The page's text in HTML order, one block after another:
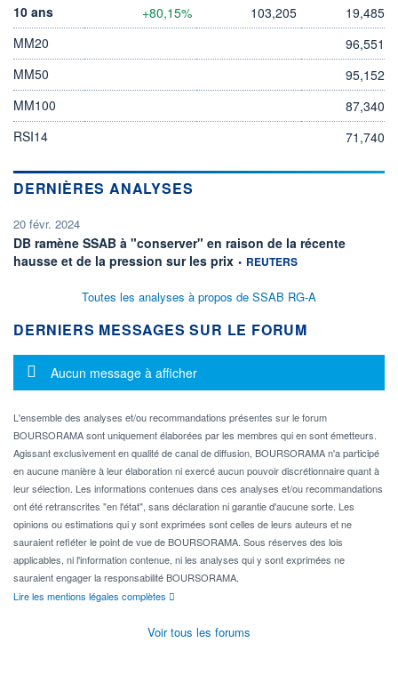
10 ans
+80,15% 103,205
19,485
MM20
96,551
MM50
95,152
MM100
87,340
RSI14
71,740
DERNIÈRES ANALYSES
20 févr. 2024
DB ramène SSAB à "conserver" en raison de la récente
hausse et de la pression sur les prixinformation fournie par
• REUTERS
Toutes les analyses à propos de SSAB RG-A
DERNIERS MESSAGES SUR LE FORUM
Message d'information
Aucun message à afficher
L'ensemble des analyses et/ou recommandations présentes sur le forum
BOURSORAMA sont uniquement élaborées par les membres qui en sont émetteurs.
Agissant exclusivement en qualité de canal de diffusion, BOURSORAMA n'a participé
en aucune manière à leur élaboration ni exercé aucun pouvoir discrétionnaire quant à
leur sélection. Les informations contenues dans ces analyses et/ou recommandations
ont été retranscrites "en l'état", sans déclaration ni garantie d'aucune sorte. Les
opinions ou estimations qui y sont exprimées sont celles de leurs auteurs et ne
sauraient refléter le point de vue de BOURSORAMA. Sous réserves des lois
applicables, ni l'information contenue, ni les analyses qui y sont exprimées ne
sauraient engager la responsabilité BOURSORAMA.
Lire les mentions légales complètes
Voir tous les forums